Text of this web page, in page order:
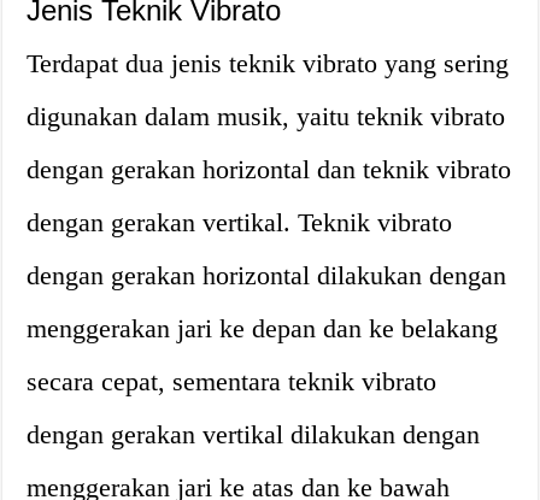
Jenis Teknik Vibrato
Terdapat dua jenis teknik vibrato yang sering
digunakan dalam musik, yaitu teknik vibrato
dengan gerakan horizontal dan teknik vibrato
dengan gerakan vertikal. Teknik vibrato
dengan gerakan horizontal dilakukan dengan
menggerakan jari ke depan dan ke belakang
secara cepat, sementara teknik vibrato
dengan gerakan vertikal dilakukan dengan
menggerakan jari ke atas dan ke bawah